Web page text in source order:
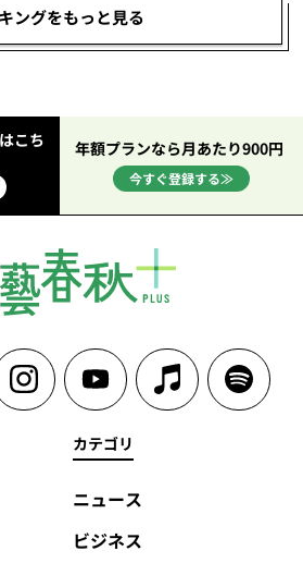
ングをもっと見る
こち
年額プランなら月あたり900円
今すぐ登録する≫
カテゴリ
ニュース
ビジネス